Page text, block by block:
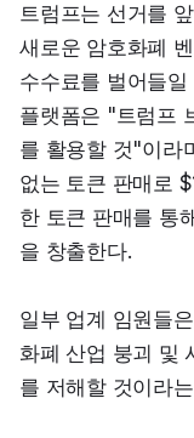
트럼프는 선거를
새로운 암호화폐
수수료를 벌어들
플랫폼은 "트럼프
를 활용할 것"이라
없는 토큰 판매로
한 토큰 판매를 통
을 창출한다.
일부 업계 임원들
화폐 산업 붕괴 및
를 저해할 것이라